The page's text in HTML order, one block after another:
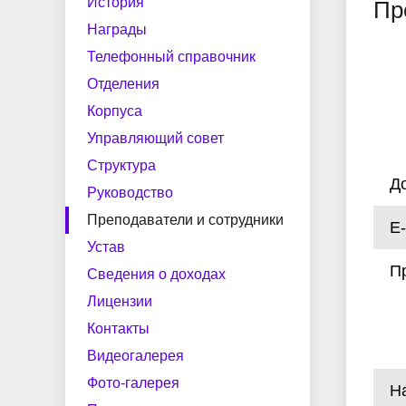
Структура
Сведения о доходах
Фото-галерея
Виртуальная приемная
Добровольные пожертвования
Наши выпускники
Документы и справки
Рабочие программы воспитания
и календарные планы ВР
Студенческий спортивный клуб
Импульс
Конкурсная деятельность
Награды
Телефонный справочник
Отделения
Корпуса
Управляющий совет
Структура
Руководство
Преподаватели и сотрудники
Устав
Сведения о доходах
Лицензии
Контакты
Видеогалерея
Фото-галерея